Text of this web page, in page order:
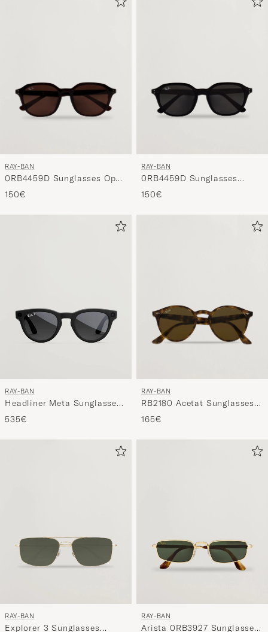
RAY-BAN
0RB4459D Sunglasses Opal
Brown
150€
RAY-BAN
0RB4459D Sunglasses
Black
150€
RAY-BAN
Headliner Meta Sunglasses
Matte Black
535€
RAY-BAN
RB2180 Acetat Sunglasses
Dark Havana/Dark Brown
165€
RAY-BAN
Explorer 3 Sunglasses
RAY-BAN
Arista 0RB3927 Sunglasses